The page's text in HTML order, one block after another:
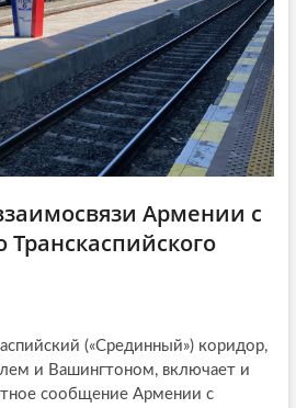
Армении с
Транскаспийского
(«Срединный») коридор,
и Вашингтоном, включает и
сообщение Армении с